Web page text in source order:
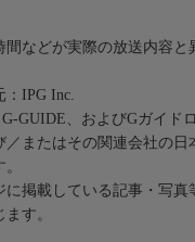
間などが実際の放送内容と
：IPG Inc.
GUIDE、およびGガイド
／またはその関連会社の日
に掲載している記事・写
す。